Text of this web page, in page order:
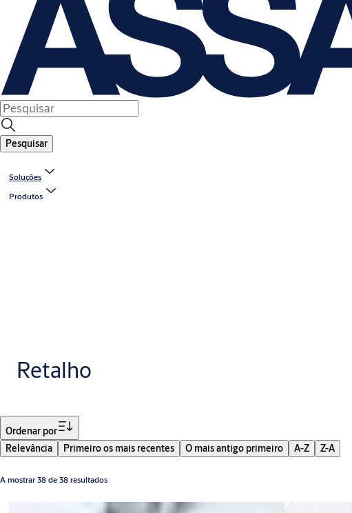
Pesquisar
Soluções
Produtos
Retalho
Ordenar por
Relevância
Primeiro os mais recentes O mais antigo primeiro A-Z Z-A
A mostrar 38 de 38 resultados